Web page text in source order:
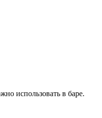
использовать в баре.